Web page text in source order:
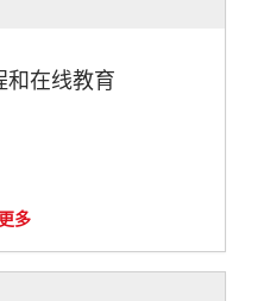
和在线教育
多